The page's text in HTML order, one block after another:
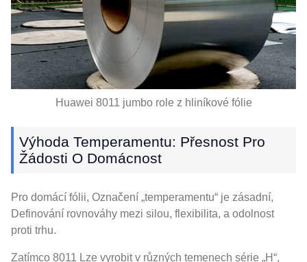
Huawei 8011 jumbo role z hliníkové fólie
Výhoda Temperamentu: Přesnost Pro
Žádosti O Domácnost
Pro domácí fólii, Označení „temperamentu“ je zásadní,
Definování rovnováhy mezi silou, flexibilita, a odolnost
proti trhu.
Zatímco 8011 Lze vyrobit v různých temenech série „H“,